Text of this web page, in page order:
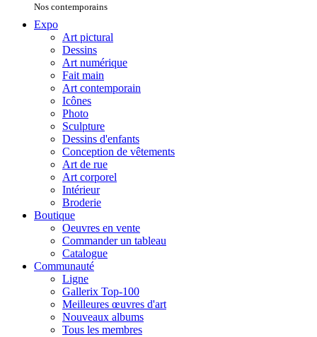
Nos contemporains
Expo
Art pictural
Dessins
Art numérique
Fait main
Art contemporain
Icônes
Photo
Sculpture
Dessins d'enfants
Conception de vêtements
Art de rue
Art corporel
Intérieur
Broderie
Boutique
Oeuvres en vente
Commander un tableau
Catalogue
Communauté
Ligne
Gallerix Top-100
Meilleures œuvres d'art
Nouveaux albums
Tous les membres